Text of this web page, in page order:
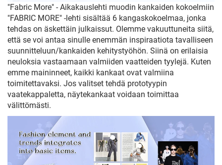
"Fabric More" - Aikakauslehti muodin kankaiden kokoelmiin
"FABRIC MORE" -lehti sisältää 6 kangaskokoelmaa, jonka
tehdas on äskettäin julkaissut. Olemme vakuuttuneita siitä,
että se voi antaa sinulle enemmän inspiraatiota tavalliseen
suunnitteluun/kankaiden kehitystyöhön. Siinä on erilaisia
neuloksia vastaamaan valmiiden vaatteiden tyylejä. Kuten
emme maininneet, kaikki kankaat ovat valmiina
toimitettavaksi. Jos valitset tehdä prototyypin
vaatekappaletta, näytekankaat voidaan toimittaa
välittömästi.